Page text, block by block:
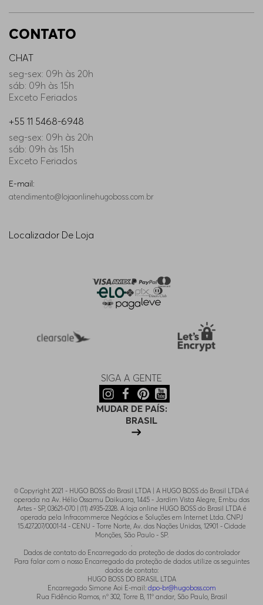
CONTATO
CHAT
seg-sex: 09h às 20h
sáb: 09h às 15h
Exceto Feriados
+55 11 5468-6948
seg-sex: 09h às 20h
sáb: 09h às 15h
Exceto Feriados
E-mail:
atendimento@lojaonlinehugoboss.com.br
Localizador De Loja
SIGA A GENTE
MUDAR DE PAÍS:
BRASIL
© Copyright 2021 - HUGO BOSS do Brasil LTDA | A HUGO BOSS do Brasil LTDA é
operada na Av. Hélio Ossamu Daikuara, 1445 - Jardim Vista Alegre, Embu das
Artes - SP, 03621-070 | (11) 4935-2328. A loja online HUGO BOSS do Brasil LTDA é
operada pela Infracommerce Negócios e Soluções em Internet Ltda. CNPJ
15.427.207/0001-14 - CENU - Torre Norte, Av. das Nações Unidas, 12901 - Cidade
Monções, São Paulo - SP.
.
Dados de contato do Encarregado da proteção de dados do controlador
Para falar com o nosso Encarregado da proteção de dados utilize os seguintes
dados de contato:
HUGO BOSS DO BRASIL LTDA
Encarregado Simone Aoi E-mail: dpo-br@hugoboss.com
Rua Fidêncio Ramos, n° 302, Torre B, 11° andar, São Paulo, Brasil